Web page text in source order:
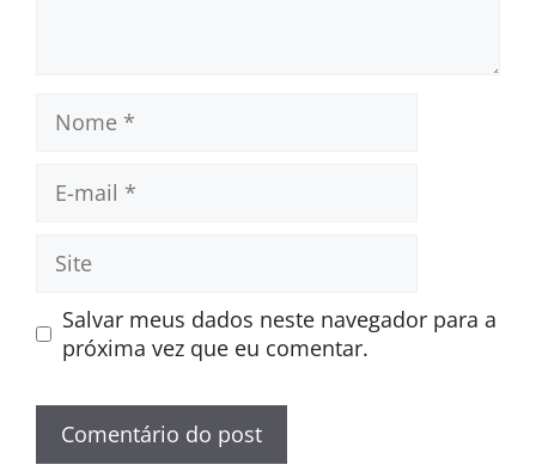
mail
Site
Salvar meus dados neste navegador para a
próxima vez que eu comentar.